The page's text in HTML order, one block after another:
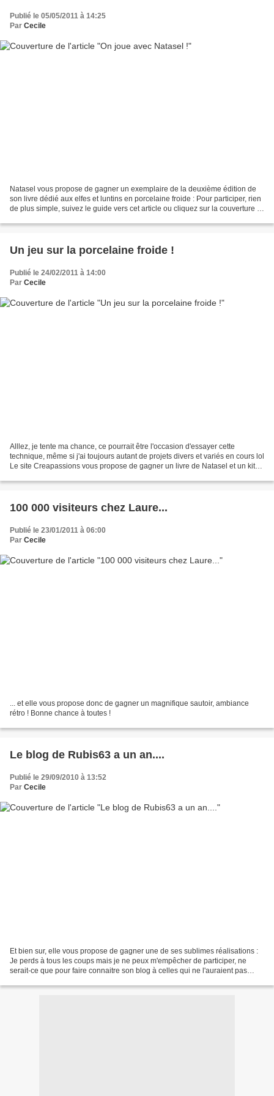
Publié le 05/05/2011 à 14:25
Par Cecile
Natasel vous propose de gagner un exemplaire de la deuxième édition de
son livre dédié aux elfes et luntins en porcelaine froide : Pour participer, rien
de plus simple, suivez le guide vers cet article ou cliquez sur la couverture !
Un jeu sur la porcelaine froide !
Publié le 24/02/2011 à 14:00
Par Cecile
Alllez, je tente ma chance, ce pourrait être l'occasion d'essayer cette
technique, même si j'ai toujours autant de projets divers et variés en cours lol
Le site Creapassions vous propose de gagner un livre de Natasel et un kit
100 000 visiteurs chez Laure...
Publié le 23/01/2011 à 06:00
Par Cecile
... et elle vous propose donc de gagner un magnifique sautoir, ambiance
rétro ! Bonne chance à toutes !
Le blog de Rubis63 a un an....
Publié le 29/09/2010 à 13:52
Par Cecile
Et bien sur, elle vous propose de gagner une de ses sublimes réalisations :
Je perds à tous les coups mais je ne peux m'empêcher de participer, ne
serait-ce que pour faire connaitre son blog à celles qui ne l'auraient pas